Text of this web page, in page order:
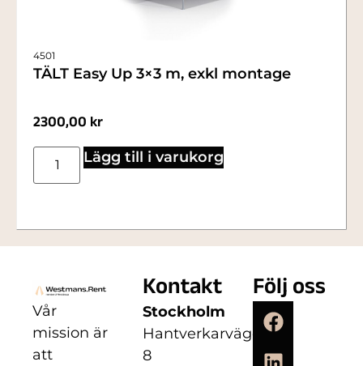
4501
TÄLT Easy Up 3×3 m, exkl montage
2300,00 kr
Lägg till i varukorg
Vår
mission är
att
Kontakt
Stockholm
Hantverkarvägen
8
Följ oss